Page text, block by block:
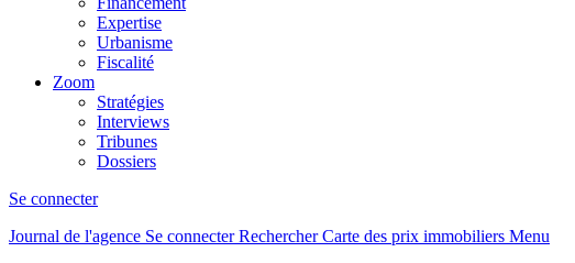
Expertise
Urbanisme
Fiscalité
Zoom
Stratégies
Interviews
Tribunes
Dossiers
Se connecter
Journal de l'agence Se connecterRechercher Carte des prix immobiliers Menu